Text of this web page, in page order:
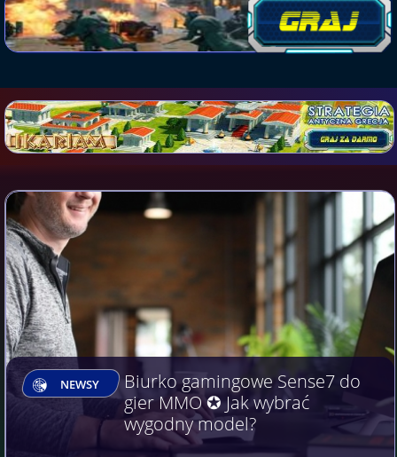
NEWSY
Biurko gamingowe Sense7 do
gier MMO ✪ Jak wybrać
wygodny model?